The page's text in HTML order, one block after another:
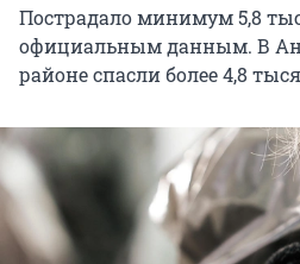
Пострадало минимум 5,8
официальным данным. В
районе спасли более 4,8